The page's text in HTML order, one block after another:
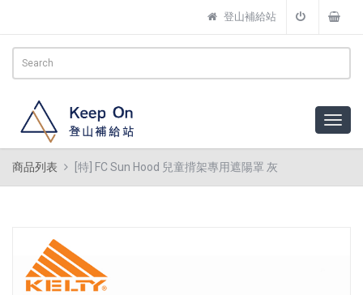
登山補給站
商品列表 [特] FC Sun Hood 兒童揹架專用遮陽罩 灰